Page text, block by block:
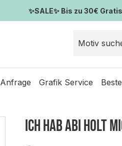
✨SALE✨ Bis zu 30€
Anfrage Grafik Service
ICH HAB ABI HOLT